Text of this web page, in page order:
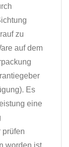
zu
auf dem
Es
eine
prüfen
worden ist.